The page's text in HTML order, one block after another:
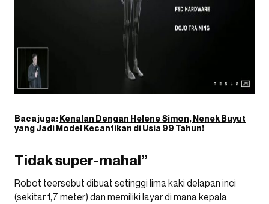
Baca juga:Kenalan Dengan Helene Simon, Nenek Buyut
yang Jadi Model Kecantikan di Usia 99 Tahun!
Tidak super-mahal”
Robot teersebut dibuat setinggi lima kaki delapan inci
(sekitar 1,7 meter) dan memiliki layar di mana kepala